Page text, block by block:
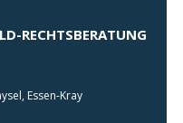
RECHTSBERATUNG
Essen-Kray